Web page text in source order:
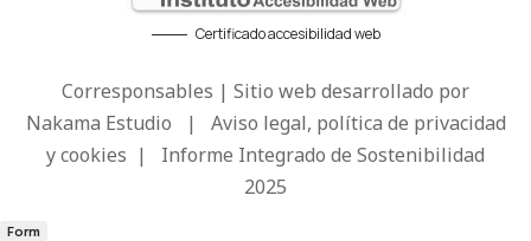
Certificado accesibilidad web
Corresponsables | Sitio web desarrollado por
Nakama Estudio | Aviso legal, política de privacidad
y cookies | Informe Integrado de Sostenibilidad
2025
Form